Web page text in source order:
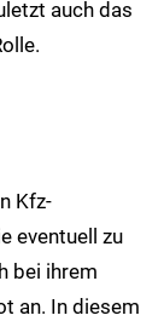
auch das
Kfz-
eventuell zu
bei ihrem
an. In diesem